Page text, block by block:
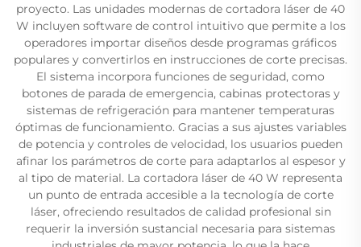
proyecto. Las unidades modernas de cortadora láser de 40
W incluyen software de control intuitivo que permite a los
operadores importar diseños desde programas gráficos
populares y convertirlos en instrucciones de corte precisas.
El sistema incorpora funciones de seguridad, como
botones de parada de emergencia, cabinas protectoras y
sistemas de refrigeración para mantener temperaturas
óptimas de funcionamiento. Gracias a sus ajustes variables
de potencia y controles de velocidad, los usuarios pueden
afinar los parámetros de corte para adaptarlos al espesor y
al tipo de material. La cortadora láser de 40 W representa
un punto de entrada accesible a la tecnología de corte
láser, ofreciendo resultados de calidad profesional sin
requerir la inversión sustancial necesaria para sistemas